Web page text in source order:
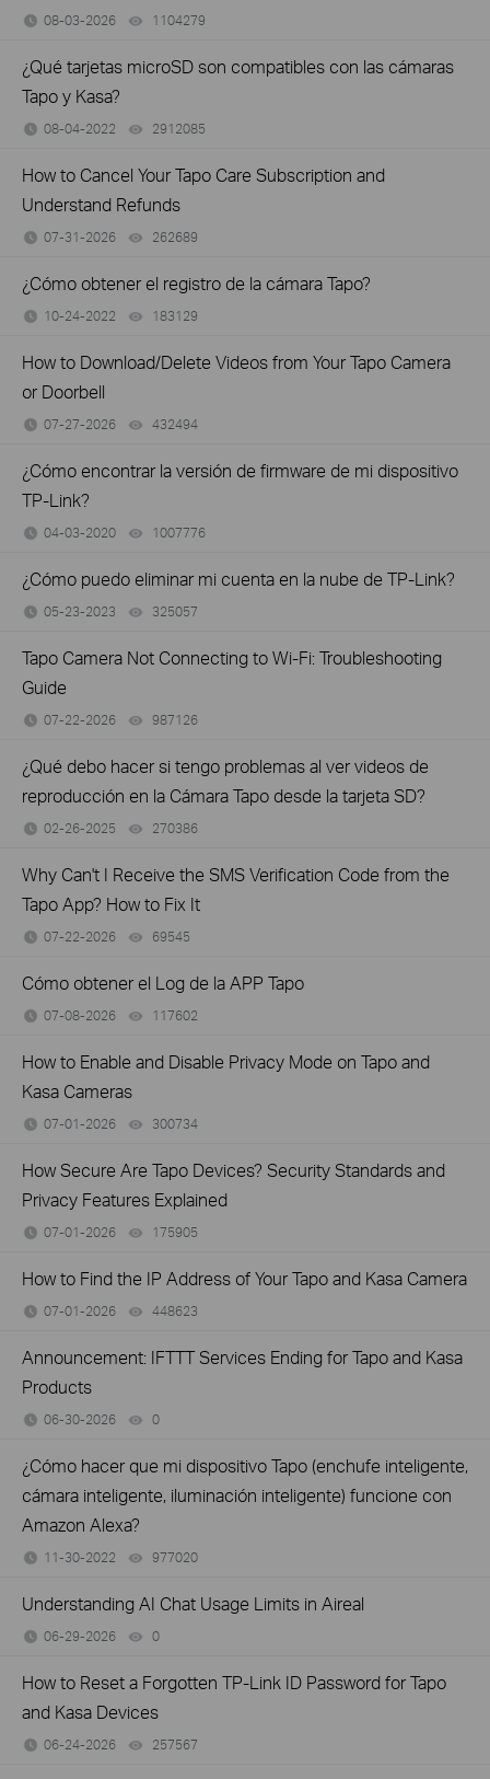
08-03-2026 1104279
¿Qué tarjetas microSD son compatibles con las cámaras
Tapo y Kasa?
08-04-2022 2912085
How to Cancel Your Tapo Care Subscription and
Understand Refunds
07-31-2026 262689
¿Cómo obtener el registro de la cámara Tapo?
10-24-2022 183129
How to Download/Delete Videos from Your Tapo Camera
or Doorbell
07-27-2026 432494
¿Cómo encontrar la versión de firmware de mi dispositivo
TP-Link?
04-03-2020 1007776
¿Cómo puedo eliminar mi cuenta en la nube de TP-Link?
05-23-2023 325057
Tapo Camera Not Connecting to Wi-Fi: Troubleshooting
Guide
07-22-2026 987126
¿Qué debo hacer si tengo problemas al ver videos de
reproducción en la Cámara Tapo desde la tarjeta SD?
02-26-2025 270386
Why Can't I Receive the SMS Verification Code from the
Tapo App? How to Fix It
07-22-2026 69545
Cómo obtener el Log de la APP Tapo
07-08-2026 117602
How to Enable and Disable Privacy Mode on Tapo and
Kasa Cameras
07-01-2026 300734
How Secure Are Tapo Devices? Security Standards and
Privacy Features Explained
07-01-2026 175905
How to Find the IP Address of Your Tapo and Kasa Camera
07-01-2026 448623
Announcement: IFTTT Services Ending for Tapo and Kasa
Products
06-30-2026 0
¿Cómo hacer que mi dispositivo Tapo (enchufe inteligente,
cámara inteligente, iluminación inteligente) funcione con
Amazon Alexa?
11-30-2022 977020
Understanding AI Chat Usage Limits in Aireal
06-29-2026 0
How to Reset a Forgotten TP-Link ID Password for Tapo
and Kasa Devices
06-24-2026 257567